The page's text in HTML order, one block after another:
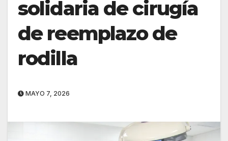
solidaria de cirugía
de reemplazo de
rodilla
MAYO 7, 2026